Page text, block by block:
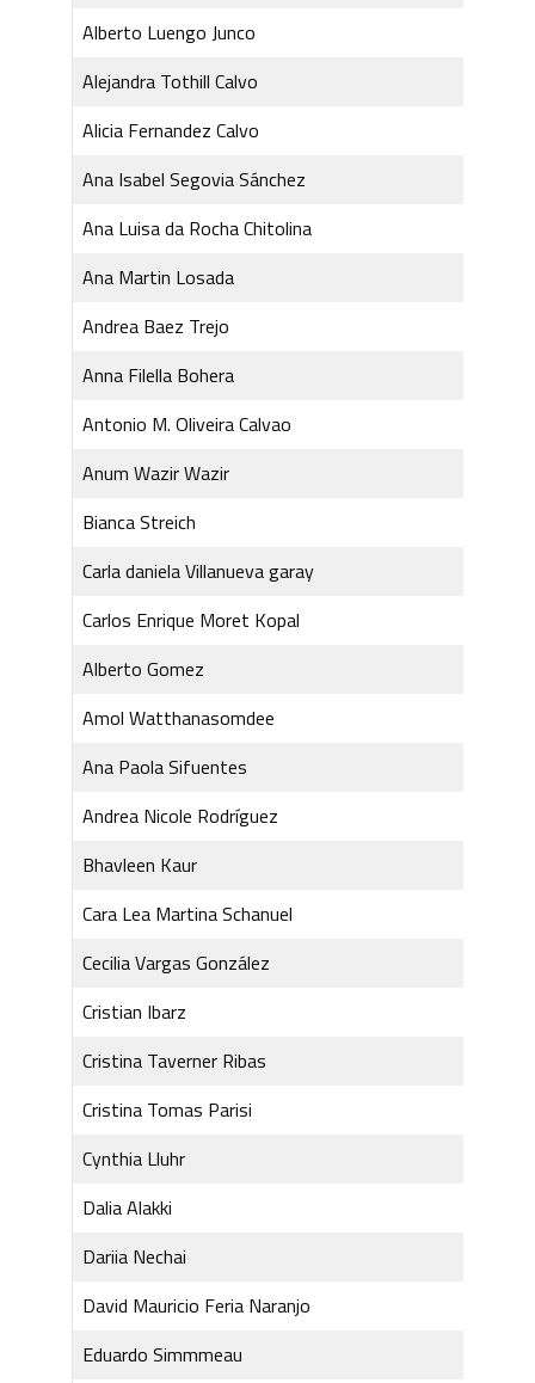
Alberto Luengo Junco
Alejandra Tothill Calvo
Alicia Fernandez Calvo
Ana Isabel Segovia Sánchez
Ana Luisa da Rocha Chitolina
Ana Martin Losada
Andrea Baez Trejo
Anna Filella Bohera
Antonio M. Oliveira Calvao
Anum Wazir Wazir
Bianca Streich
Carla daniela Villanueva garay
Carlos Enrique Moret Kopal
Alberto Gomez
Amol Watthanasomdee
Ana Paola Sifuentes
Andrea Nicole Rodríguez
Bhavleen Kaur
Cara Lea Martina Schanuel
Cecilia Vargas González
Cristian Ibarz
Cristina Taverner Ribas
Cristina Tomas Parisi
Cynthia Lluhr
Dalia Alakki
Dariia Nechai
David Mauricio Feria Naranjo
Eduardo Simmmeau